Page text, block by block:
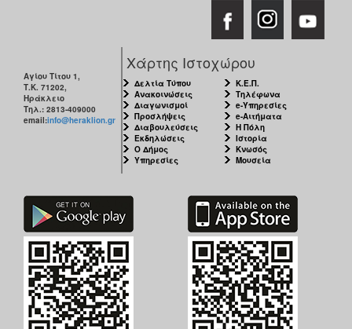
Αγίου Τίτου 1,
Τ.Κ. 71202,
Ηράκλειο
Τηλ.: 2813-409000
email:info@heraklion.gr
Χάρτης Ιστοχώρου
Δελτία Τύπου
Ανακοινώσεις
Διαγωνισμοί
Προσλήψεις
Διαβουλεύσεις
Εκδηλώσεις
Ο Δήμος
Υπηρεσίες
Κ.Ε.Π.
Τηλέφωνα
e-Υπηρεσίες
e-Αιτήματα
Η Πόλη
Ιστορία
Κνωσός
Μουσεία